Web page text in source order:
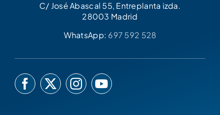
C/ José Abascal 55, Entreplanta izda.
28003 Madrid
WhatsApp: 697 592 528